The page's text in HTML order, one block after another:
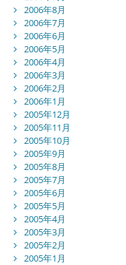
2006年8月
2006年7月
2006年6月
2006年5月
2006年4月
2006年3月
2006年2月
2006年1月
2005年12月
2005年11月
2005年10月
2005年9月
2005年8月
2005年7月
2005年6月
2005年5月
2005年4月
2005年3月
2005年2月
2005年1月